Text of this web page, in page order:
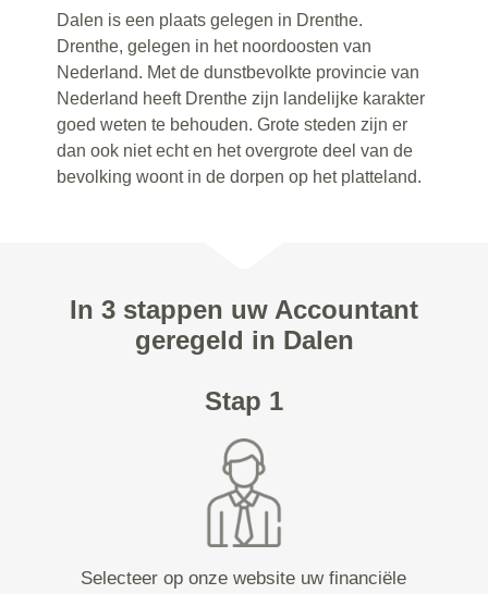
Dalen is een plaats gelegen in Drenthe.
Drenthe, gelegen in het noordoosten van
Nederland. Met de dunstbevolkte provincie van
Nederland heeft Drenthe zijn landelijke karakter
goed weten te behouden. Grote steden zijn er
dan ook niet echt en het overgrote deel van de
bevolking woont in de dorpen op het platteland.
In 3 stappen uw Accountant
geregeld in Dalen
Stap 1
Selecteer op onze website uw financiële